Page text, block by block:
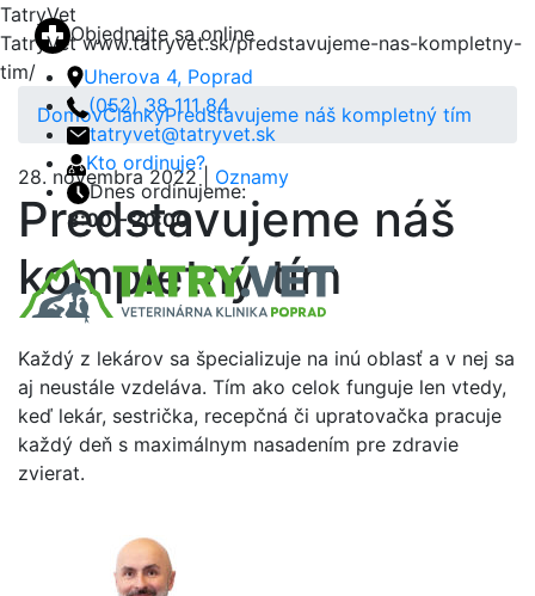
TatryVet
TatryVetwww.tatryvet.sk/predstavujeme-nas-kompletny-
tim/
Objednajte sa online
Uherova 4, Poprad
(052) 38 111 84
tatryvet@tatryvet.sk
Kto ordinuje?
Dnes ordinujeme:
8:00 – 20:00
DomovČlánkyPredstavujeme náš kompletný tím
28. novembra 2022 | Oznamy
Predstavujeme náš
kompletný tím
Každý z lekárov sa špecializuje na inú oblasť a v nej sa
aj neustále vzdeláva. Tím ako celok funguje len vtedy,
keď lekár, sestrička, recepčná či upratovačka pracuje
každý deň s maximálnym nasadením pre zdravie
zvierat.